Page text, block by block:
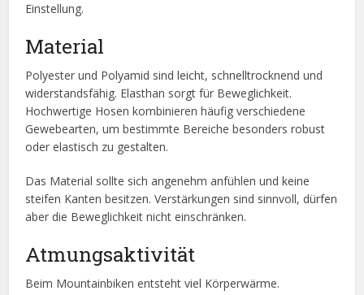
Einstellung.
Material
Polyester und Polyamid sind leicht, schnelltrocknend und
widerstandsfähig. Elasthan sorgt für Beweglichkeit.
Hochwertige Hosen kombinieren häufig verschiedene
Gewebearten, um bestimmte Bereiche besonders robust
oder elastisch zu gestalten.
Das Material sollte sich angenehm anfühlen und keine
steifen Kanten besitzen. Verstärkungen sind sinnvoll, dürfen
aber die Beweglichkeit nicht einschränken.
Atmungsaktivität
Beim Mountainbiken entsteht viel Körperwärme.